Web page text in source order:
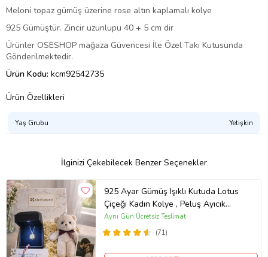
Meloni topaz gümüş üzerine rose altın kaplamalı kolye
925 Gümüştür. Zincir uzunlupu 40 + 5 cm dir
Ürünler OSESHOP mağaza Güvencesi İle Özel Takı Kutusunda
Gönderilmektedir.
Ürün Kodu: kcm92542735
Ürün Özellikleri
Yaş Grubu Yetişkin
İlginizi Çekebilecek Benzer Seçenekler
925 Ayar Gümüş Işıklı Kutuda Lotus
Çiçeği Kadın Kolye , Peluş Ayıcık
Anahtarlık Marteniçka Bileklik,
Polaroid Fotoğraf Hediye
(71)
Aynı Gün Ücretsiz Teslimat